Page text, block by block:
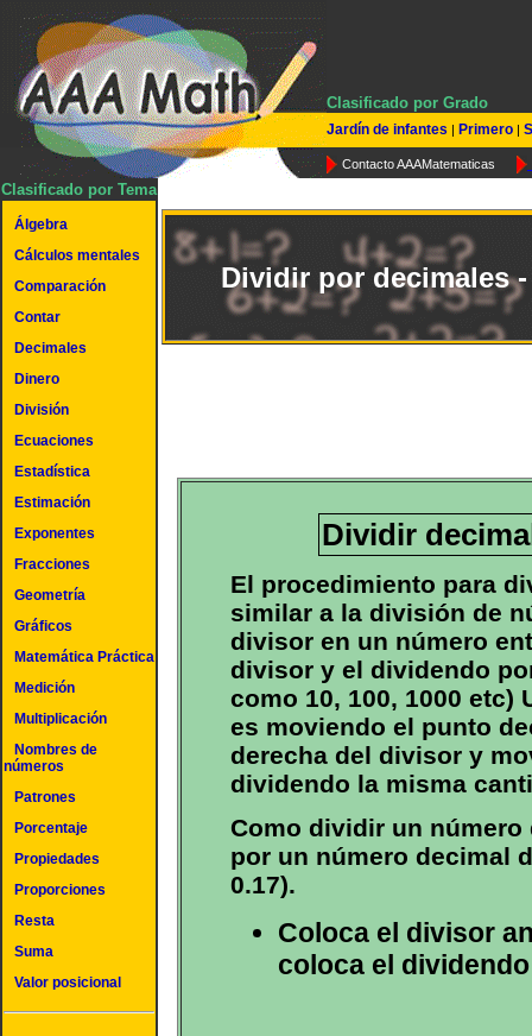
Clasificado por Grado
Jardín de infantes | Primero |
Contacto AAAMatematicas
Clasificado por Tema
Álgebra
Cálculos mentales
Comparación
Contar
Decimales
Dinero
División
Ecuaciones
Estadística
Estimación
Exponentes
Fracciones
Geometría
Gráficos
Matemática Práctica
Medición
Multiplicación
Nombres de
números
Patrones
Porcentaje
Propiedades
Proporciones
Resta
Suma
Valor posicional
Dividir por decimales
Dividir
El procedimiento para
similar a la división de
divisor en un número
divisor y el dividendo
como 10, 100, 1000 etc)
es moviendo el punto
derecha del divisor y
dividendo la misma
Como dividir un
por un número decimal
0.17).
Coloca el divisor
coloca el